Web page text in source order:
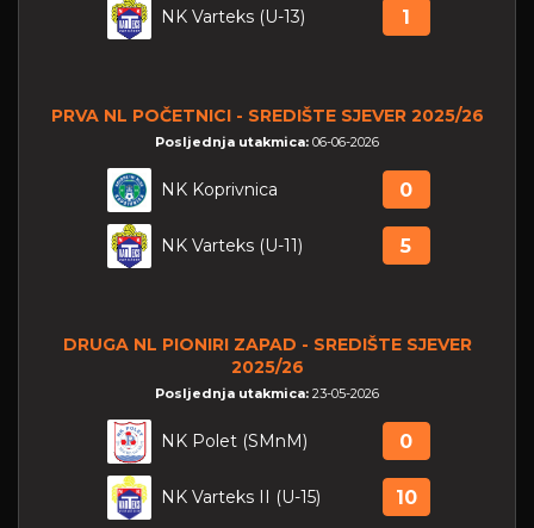
NK Varteks (U-13) 1
PRVA NL POČETNICI - SREDIŠTE SJEVER 2025/26
Posljednja utakmica: 06-06-2026
NK Koprivnica 0
NK Varteks (U-11) 5
DRUGA NL PIONIRI ZAPAD - SREDIŠTE SJEVER
2025/26
Posljednja utakmica: 23-05-2026
NK Polet (SMnM) 0
NK Varteks II (U-15) 10